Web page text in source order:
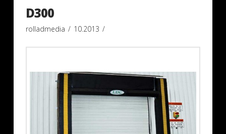
D300
rolladmedia 10.2013